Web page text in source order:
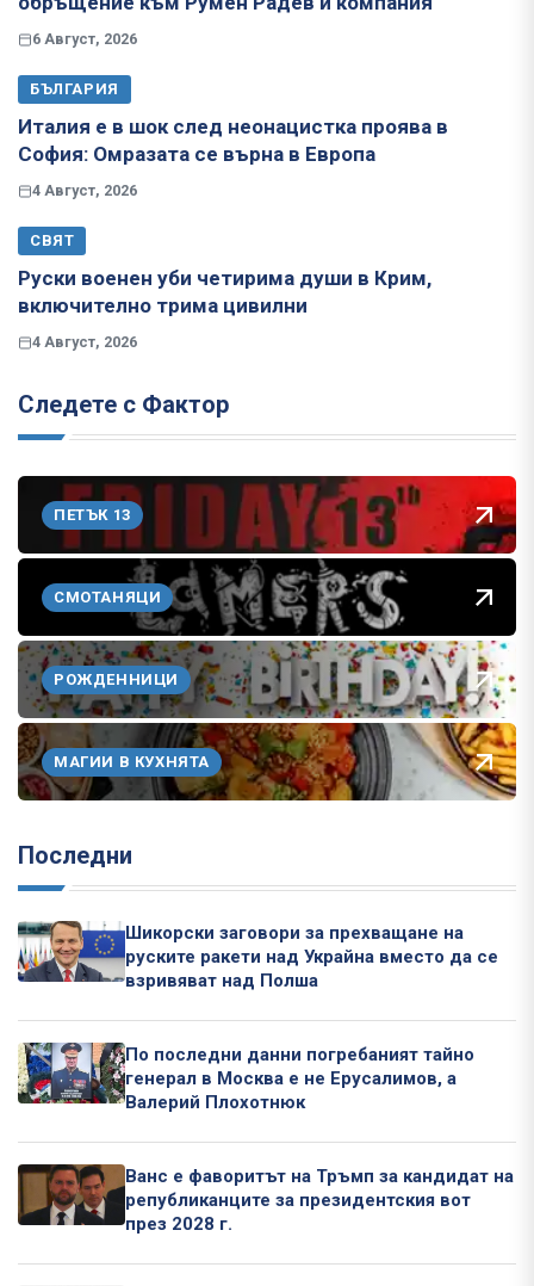
6 Август, 2026
БЪЛГАРИЯ
Италия е в шок след неонацистка проява в
София: Омразата се върна в Европа
4 Август, 2026
СВЯТ
Руски военен уби четирима души в Крим,
включително трима цивилни
4 Август, 2026
Следете с Фактор
ПЕТЪК 13
СМОТАНЯЦИ
РОЖДЕННИЦИ
МАГИИ В КУХНЯТА
Последни
Шикорски заговори за прехващане на
руските ракети над Украйна вместо да се
взривяват над Полша
По последни данни погребаният тайно
генерал в Москва е не Ерусалимов, а
Валерий Плохотнюк
Ванс е фаворитът на Тръмп за кандидат на
републиканците за президентския вот
през 2028 г.